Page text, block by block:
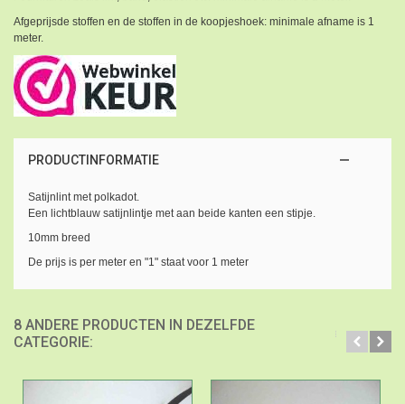
Afgeprijsde stoffen en de stoffen in de koopjeshoek: minimale afname is 1
meter.
PRODUCTINFORMATIE
Satijnlint met polkadot.
Een lichtblauw satijnlintje met aan beide kanten een stipje.
10mm breed
De prijs is per meter en "1" staat voor 1 meter
8 ANDERE PRODUCTEN IN DEZELFDE
CATEGORIE: